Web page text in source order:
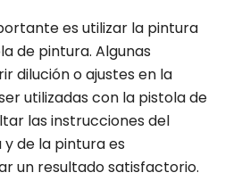
es utilizar la pintura
de pintura. Algunas
dilución o ajustes en la
utilizadas con la pistola de
las instrucciones del
de la pintura es
un resultado satisfactorio.